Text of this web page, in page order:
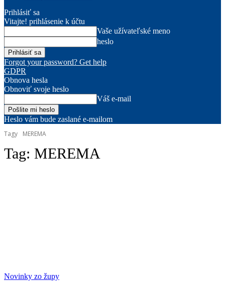
Prihlásiť sa
Vitajte! prihlásenie k účtu
Vaše užívateľské meno
heslo
Forgot your password? Get help
GDPR
Obnova hesla
Obnoviť svoje heslo
Váš e-mail
Heslo vám bude zaslané e-mailom
Tagy
MEREMA
Tag: MEREMA
Novinky zo župy